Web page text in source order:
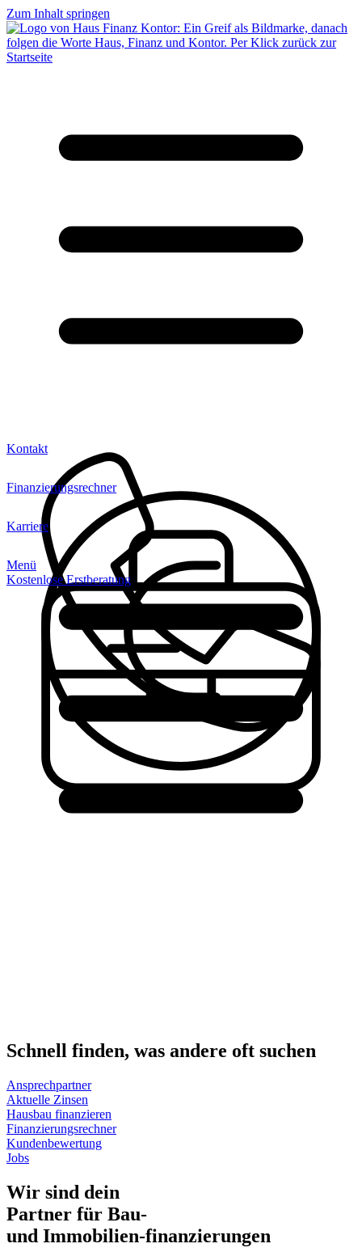
Zum Inhalt springen
Kontakt
Finanzierungsrechner
Karriere
Menü
Kostenlose Erstberatung
Schnell finden, was andere oft suchen
Ansprechpartner
Aktuelle Zinsen
Hausbau finanzieren
Finanzierungsrechner
Kundenbewertung
Jobs
Wir sind dein
Partner für Bau-
und Immobilien-finanzierungen